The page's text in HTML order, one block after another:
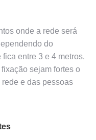
onde a rede será
do
entre 3 e 4 metros.
sejam fortes o
e das pessoas